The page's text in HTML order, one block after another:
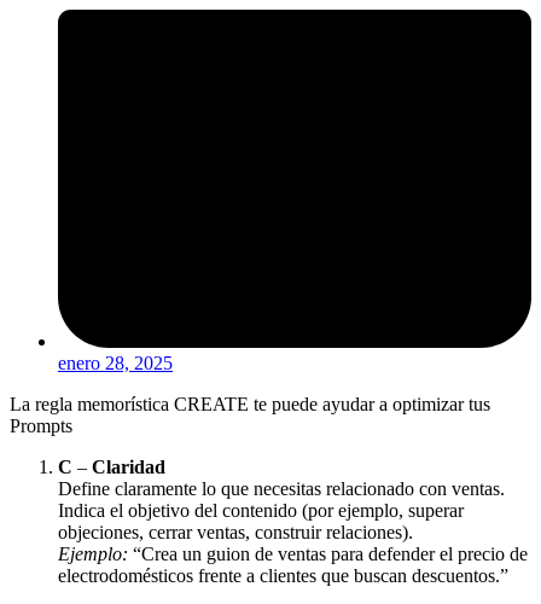
enero 28, 2025
La regla memorística CREATE te puede ayudar a optimizar tus
Prompts
C – Claridad
Define claramente lo que necesitas relacionado con ventas.
Indica el objetivo del contenido (por ejemplo, superar
objeciones, cerrar ventas, construir relaciones).
Ejemplo: “Crea un guion de ventas para defender el precio de
electrodomésticos frente a clientes que buscan descuentos.”